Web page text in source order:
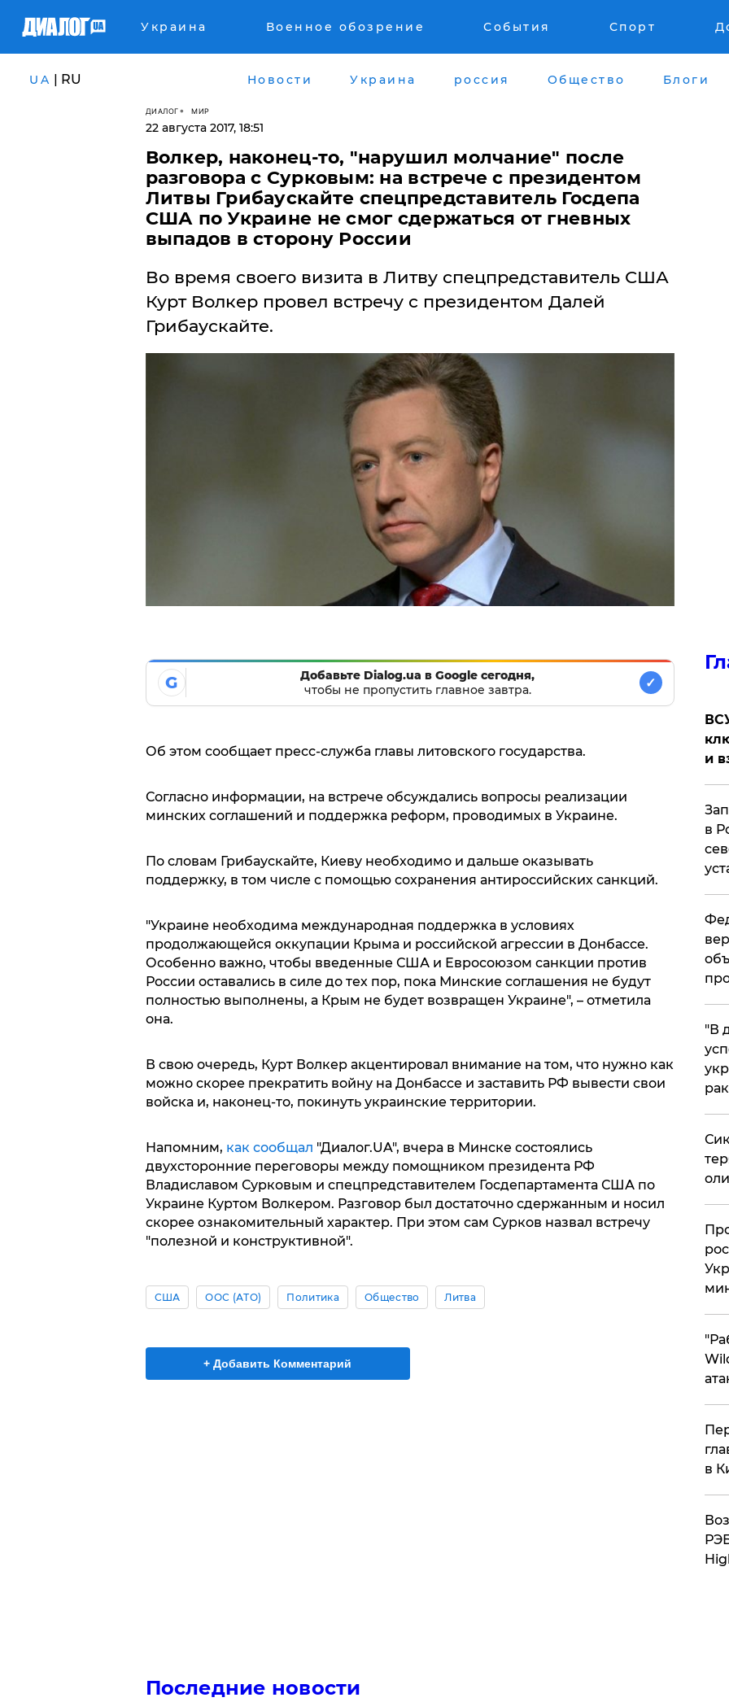
Украина Военное обозрение События Спорт
UA | RU Новости Украина россия Общество Блоги
ДИАЛОГ МИР
22 августа 2017, 18:51
Волкер, наконец-то, "нарушил молчание" после
разговора с Сурковым: на встрече с президентом
Литвы Грибаускайте спецпредставитель Госдепа
США по Украине не смог сдержаться от гневных
выпадов в сторону России
Во время своего визита в Литву спецпредставитель США
Курт Волкер провел встречу с президентом Далей
Грибаускайте.
G
Добавьте Dialog.ua в Google сегодня,
чтобы не пропустить главное завтра.
✓
Об этом сообщает пресс-служба главы литовского государства.
Согласно информации, на встрече обсуждались вопросы реализации
минских соглашений и поддержка реформ, проводимых в Украине.
По словам Грибаускайте, Киеву необходимо и дальше оказывать
поддержку, в том числе с помощью сохранения антироссийских санкций.
"Украине необходима международная поддержка в условиях
продолжающейся оккупации Крыма и российской агрессии в Донбассе.
Особенно важно, чтобы введенные США и Евросоюзом санкции против
России оставались в силе до тех пор, пока Минские соглашения не будут
полностью выполнены, а Крым не будет возвращен Украине", – отметила
она.
В свою очередь, Курт Волкер акцентировал внимание на том, что нужно как
можно скорее прекратить войну на Донбассе и заставить РФ вывести свои
войска и, наконец-то, покинуть украинские территории.
Напомним, как сообщал "Диалог.UA", вчера в Минске состоялись
двухсторонние переговоры между помощником президента РФ
Владиславом Сурковым и спецпредставителем Госдепартамента США по
Украине Куртом Волкером. Разговор был достаточно сдержанным и носил
скорее ознакомительный характер. При этом сам Сурков назвал встречу
"полезной и конструктивной".
США ООС (АТО) Политика Общество Литва
+ Добавить Комментарий
Последние новости
и
в
​"В
в